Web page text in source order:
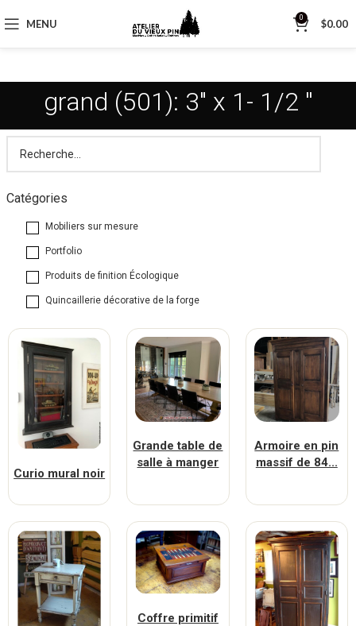
MENU 0 $0.00
grand (501): 3" x 1- 1/2 ''
Catégories
Mobiliers sur mesure
Portfolio
Produits de finition Écologique
Quincaillerie décorative de la forge
Curio mural noir
Grande table de
salle à manger
Armoire en pin
massif de 84...
Coffre primitif